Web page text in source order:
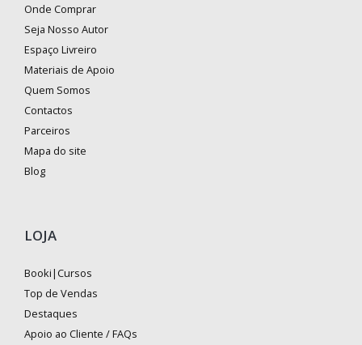
Onde Comprar
Seja Nosso Autor
Espaço Livreiro
Materiais de Apoio
Quem Somos
Contactos
Parceiros
Mapa do site
Blog
LOJA
Booki|Cursos
Top de Vendas
Destaques
Apoio ao Cliente / FAQs